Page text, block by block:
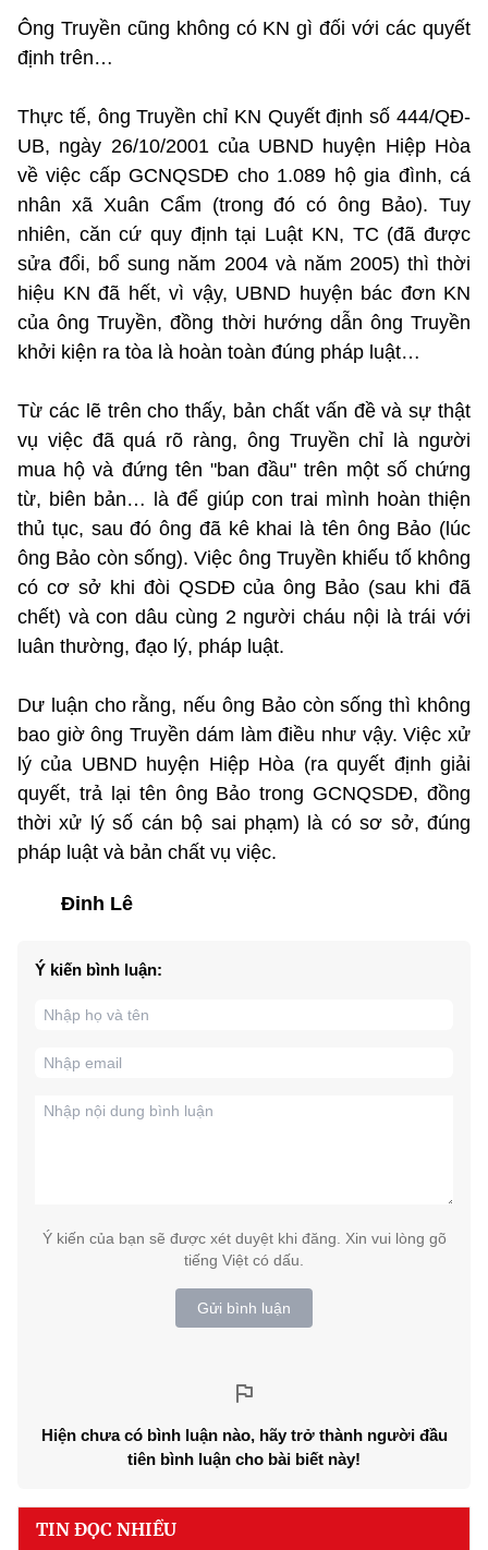
Ông Truyền cũng không có KN gì đối với các quyết
định trên…
Thực tế, ông Truyền chỉ KN Quyết định số 444/QĐ-
UB, ngày 26/10/2001 của UBND huyện Hiệp Hòa
về việc cấp GCNQSDĐ cho 1.089 hộ gia đình, cá
nhân xã Xuân Cẩm (trong đó có ông Bảo). Tuy
nhiên, căn cứ quy định tại Luật KN, TC (đã được
sửa đổi, bổ sung năm 2004 và năm 2005) thì thời
hiệu KN đã hết, vì vậy, UBND huyện bác đơn KN
của ông Truyền, đồng thời hướng dẫn ông Truyền
khởi kiện ra tòa là hoàn toàn đúng pháp luật…
Từ các lẽ trên cho thấy, bản chất vấn đề và sự thật
vụ việc đã quá rõ ràng, ông Truyền chỉ là người
mua hộ và đứng tên "ban đầu" trên một số chứng
từ, biên bản… là để giúp con trai mình hoàn thiện
thủ tục, sau đó ông đã kê khai là tên ông Bảo (lúc
ông Bảo còn sống). Việc ông Truyền khiếu tố không
có cơ sở khi đòi QSDĐ của ông Bảo (sau khi đã
chết) và con dâu cùng 2 người cháu nội là trái với
luân thường, đạo lý, pháp luật.
Dư luận cho rằng, nếu ông Bảo còn sống thì không
bao giờ ông Truyền dám làm điều như vậy. Việc xử
lý của UBND huyện Hiệp Hòa (ra quyết định giải
quyết, trả lại tên ông Bảo trong GCNQSDĐ, đồng
thời xử lý số cán bộ sai phạm) là có sơ sở, đúng
pháp luật và bản chất vụ việc.
Đinh Lê
Ý kiến bình luận:
Ý kiến của bạn sẽ được xét duyệt khi đăng. Xin vui lòng gõ
tiếng Việt có dấu.
Gửi bình luận
Hiện chưa có bình luận nào, hãy trở thành người đầu
tiên bình luận cho bài biết này!
TIN ĐỌC NHIỀU